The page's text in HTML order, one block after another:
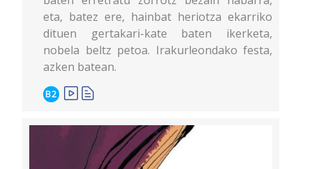
eta, batez ere, hainbat heriotza ekarriko
dituen gertakari-kate baten ikerketa,
nobela beltz petoa. Irakurleondako festa,
azken batean.
B2